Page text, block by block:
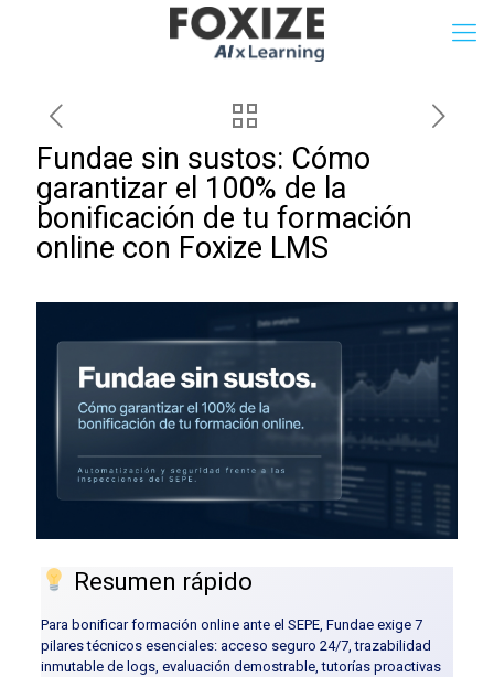
Fundae sin sustos: Cómo
garantizar el 100% de la
bonificación de tu formación
online con Foxize LMS
Resumen rápido
Para bonificar formación online ante el SEPE, Fundae exige 7
pilares técnicos esenciales: acceso seguro 24/7, trazabilidad
inmutable de logs, evaluación demostrable, tutorías proactivas